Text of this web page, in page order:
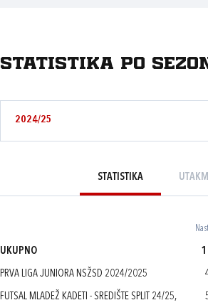
Statistika po
2024/25
STATISTIKA
UKUPNO
PRVA LIGA JUNIORA NSŽSD 2024/2025
FUTSAL MLADEŽ KADETI - SREDIŠTE SPLIT 24/25,